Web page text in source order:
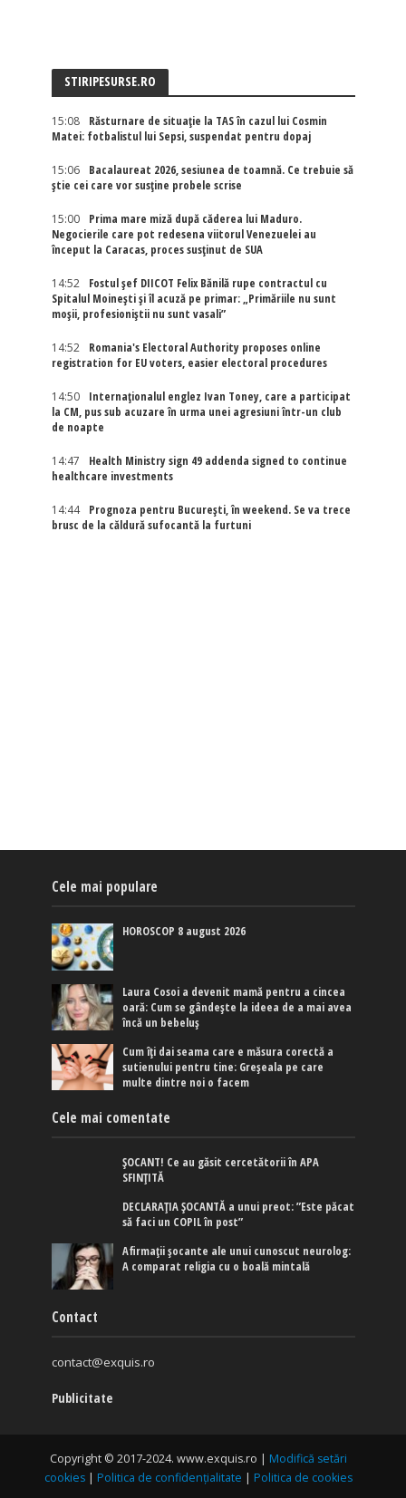
STIRIPESURSE.RO
15:08
Răsturnare de situație la TAS în cazul lui Cosmin
Matei: fotbalistul lui Sepsi, suspendat pentru dopaj
15:06
Bacalaureat 2026, sesiunea de toamnă. Ce trebuie să
știe cei care vor susține probele scrise
15:00
Prima mare miză după căderea lui Maduro.
Negocierile care pot redesena viitorul Venezuelei au
început la Caracas, proces susținut de SUA
14:52
Fostul șef DIICOT Felix Bănilă rupe contractul cu
Spitalul Moinești și îl acuză pe primar: „Primăriile nu sunt
moșii, profesioniștii nu sunt vasali”
14:52
Romania's Electoral Authority proposes online
registration for EU voters, easier electoral procedures
14:50
Internaţionalul englez Ivan Toney, care a participat
la CM, pus sub acuzare în urma unei agresiuni într-un club
de noapte
14:47
Health Ministry sign 49 addenda signed to continue
healthcare investments
14:44
Prognoza pentru București, în weekend. Se va trece
brusc de la căldură sufocantă la furtuni
Cele mai populare
HOROSCOP 8 august 2026
Laura Cosoi a devenit mamă pentru a cincea
oară: Cum se gândește la ideea de a mai avea
încă un bebeluș
Cum îți dai seama care e măsura corectă a
sutienului pentru tine: Greșeala pe care
multe dintre noi o facem
Cele mai comentate
ȘOCANT! Ce au găsit cercetătorii în APA
SFINȚITĂ
DECLARAȚIA ȘOCANTĂ a unui preot: ”Este păcat
să faci un COPIL în post”
Afirmaţii şocante ale unui cunoscut neurolog:
A comparat religia cu o boală mintală
Contact
contact@exquis.ro
Publicitate
Copyright © 2017-2024. www.exquis.ro | Modifică setări
cookies | Politica de confidențialitate | Politica de cookies